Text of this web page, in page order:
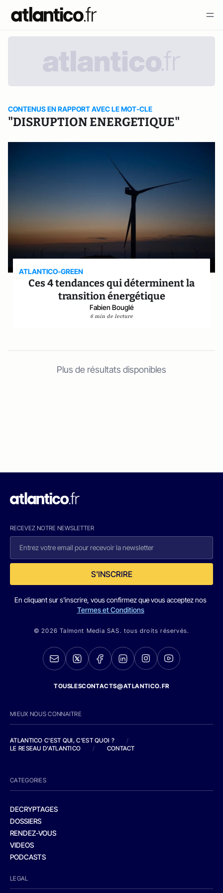
CONTENUS EN RAPPORT AVEC LE MOT-CLE
"DISRUPTION ENERGETIQUE"
ATLANTICO-GREEN
Ces 4 tendances qui déterminent la
transition énergétique
Fabien Bouglé
6 min de lecture
Plus de résultats disponibles
RECEVEZ NOTRE NEWSLETTER
S'INSCRIRE
En cliquant sur s'inscrire, vous confirmez que vous acceptez nos
Termes et Conditions
© 2026 Talmont Media SAS. tous droits réservés.
TOUSLESCONTACTS@ATLANTICO.FR
MIEUX NOUS CONNAITRE
ATLANTICO C'EST QUI, C'EST QUOI ?
/
LE RESEAU D'ATLANTICO
/ CONTACT
CATEGORIES
DECRYPTAGES
DOSSIERS
RENDEZ-VOUS
VIDEOS
PODCASTS
LEGAL